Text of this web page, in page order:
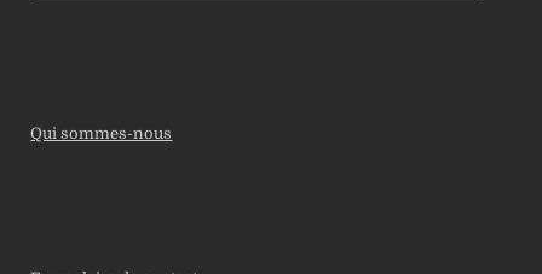
Qui sommes-nous